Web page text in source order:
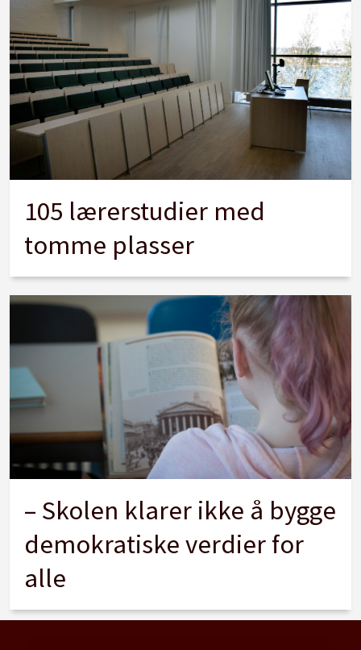
105 lærerstudier med
tomme plasser
– Skolen klarer ikke å bygge
demokratiske verdier for
alle